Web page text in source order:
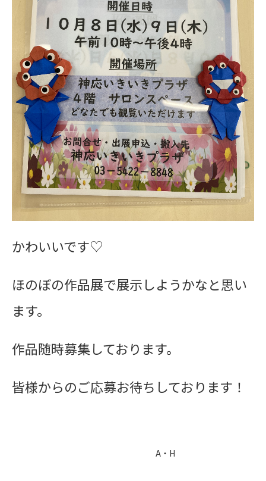
かわいいです♡
ほのぼの作品展で展示しようかなと思い
ます。
作品随時募集しております。
皆様からのご応募お待ちしております！
A・H